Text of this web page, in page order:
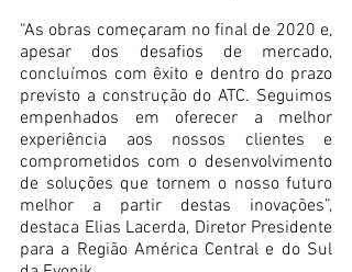
“As obras começaram no final de 2020 e,
apesar dos desafios de mercado,
concluímos com êxito e dentro do prazo
previsto a construção do ATC. Seguimos
empenhados em oferecer a melhor
experiência aos nossos clientes e
comprometidos com o desenvolvimento
de soluções que tornem o nosso futuro
melhor a partir destas inovações”,
destaca Elias Lacerda, Diretor Presidente
para a Região América Central e do Sul